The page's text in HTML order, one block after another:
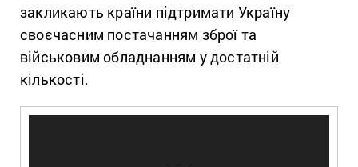
закликають країни підтримати Україну
своєчасним постачанням зброї та
військовим обладнанням у достатній
кількості.